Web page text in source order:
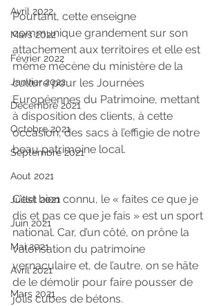
Avril 2022
Mars 2022
Février 2022
Janvier 2022
Décembre 2021
Octobre 2021
Septembre 2021
Aout 2021
Juillet 2021
Juin 2021
Mai 2021
Avril 2021
Mars 2021
Pourtant, cette enseigne
communique grandement sur son
attachement aux territoires et elle est
même mécène du ministère de la
culture pour les Journées
Européennes du Patrimoine, mettant
à disposition des clients, à cette
occasion, des sacs à l’effigie de notre
beau patrimoine local.
C’est bien connu, le « faites ce que je
dis et pas ce que je fais » est un sport
national. Car, d’un côté, on prône la
valorisation du patrimoine
vernaculaire et, de l’autre, on se hâte
de le démolir pour faire pousser de
jolis cubes de bétons.